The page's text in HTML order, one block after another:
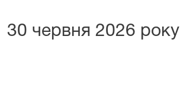
30 червня 2026 року